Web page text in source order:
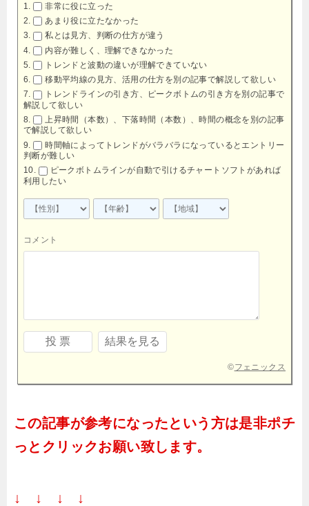
非常に役に立った
あまり役に立たなかった
私とは見方、判断の仕方が違う
内容が難しく、理解できなかった
トレンドと波動の違いが理解できていない
移動平均線の見方、活用の仕方を別の記事で解説して欲しい
トレンドラインの引き方、ピークボトムの引き方を別の記事で
解説して欲しい
上昇時間（本数）、下落時間（本数）、時間の概念を別の記事
で解説して欲しい
時間軸によってトレンドがバラバラになっているとエントリー
判断が難しい
ピークボトムラインが自動で引けるチャートソフトがあれば
利用したい
コメント
©フェニックス
この記事が参考になったという方は是非ポチ
っとクリックお願い致します。
↓ ↓ ↓ ↓